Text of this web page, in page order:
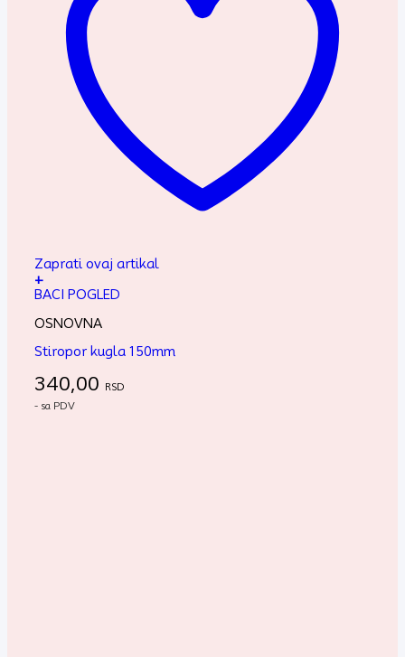
Zaprati ovaj artikal
+
BACI POGLED
OSNOVNA
Stiropor kugla 150mm
340,00 RSD
- sa PDV